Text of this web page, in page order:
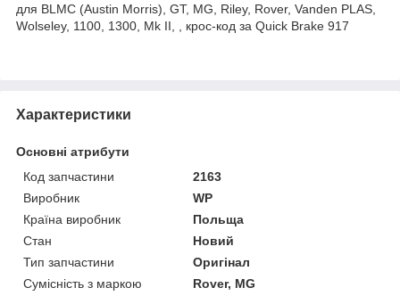
для BLMC (Austin Morris), GT, MG, Riley, Rover, Vanden PLAS,
Wolseley, 1100, 1300, Mk II, , крос-код за Quick Brake 917
Характеристики
Основні атрибути
Код запчастини
2163
Виробник
WP
Країна виробник
Польща
Стан
Новий
Тип запчастини
Оригінал
Сумісність з маркою
Rover, MG